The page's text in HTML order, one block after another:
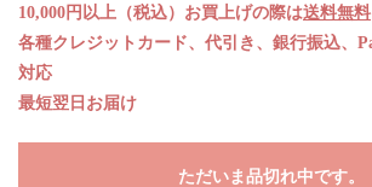
10,000円以上（税込）お買上げの際は送料無料
各種クレジットカード、代引き、銀行振込、
対応
最短翌日お届け
ただいま品切れ中です。